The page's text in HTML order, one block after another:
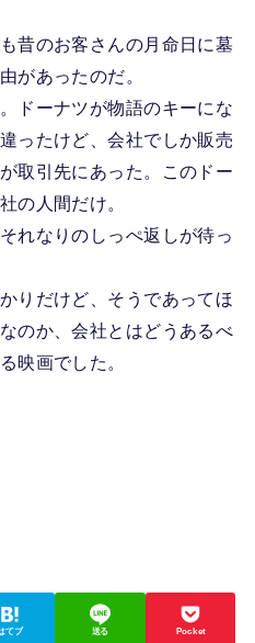
昔のお客さんの月命日に墓
があったのだ。
ドーナツが物語のキーにな
ったけど、会社でしか販売
取引先にあった。このドー
の人間だけ。
れなりのしっぺ返しが待っ
りだけど、そうであってほ
のか、会社とはどうあるべ
映画でした。
てブ 送る Pocket